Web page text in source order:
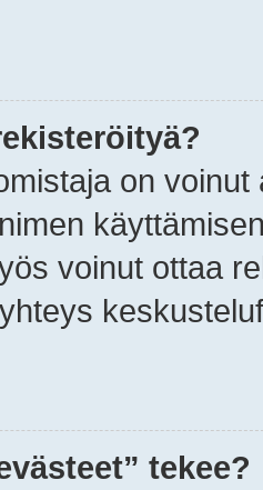
on
voinut ottaa
tekee?